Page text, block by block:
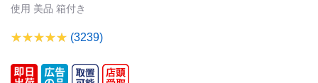
使用 美品 箱付き
(3239)